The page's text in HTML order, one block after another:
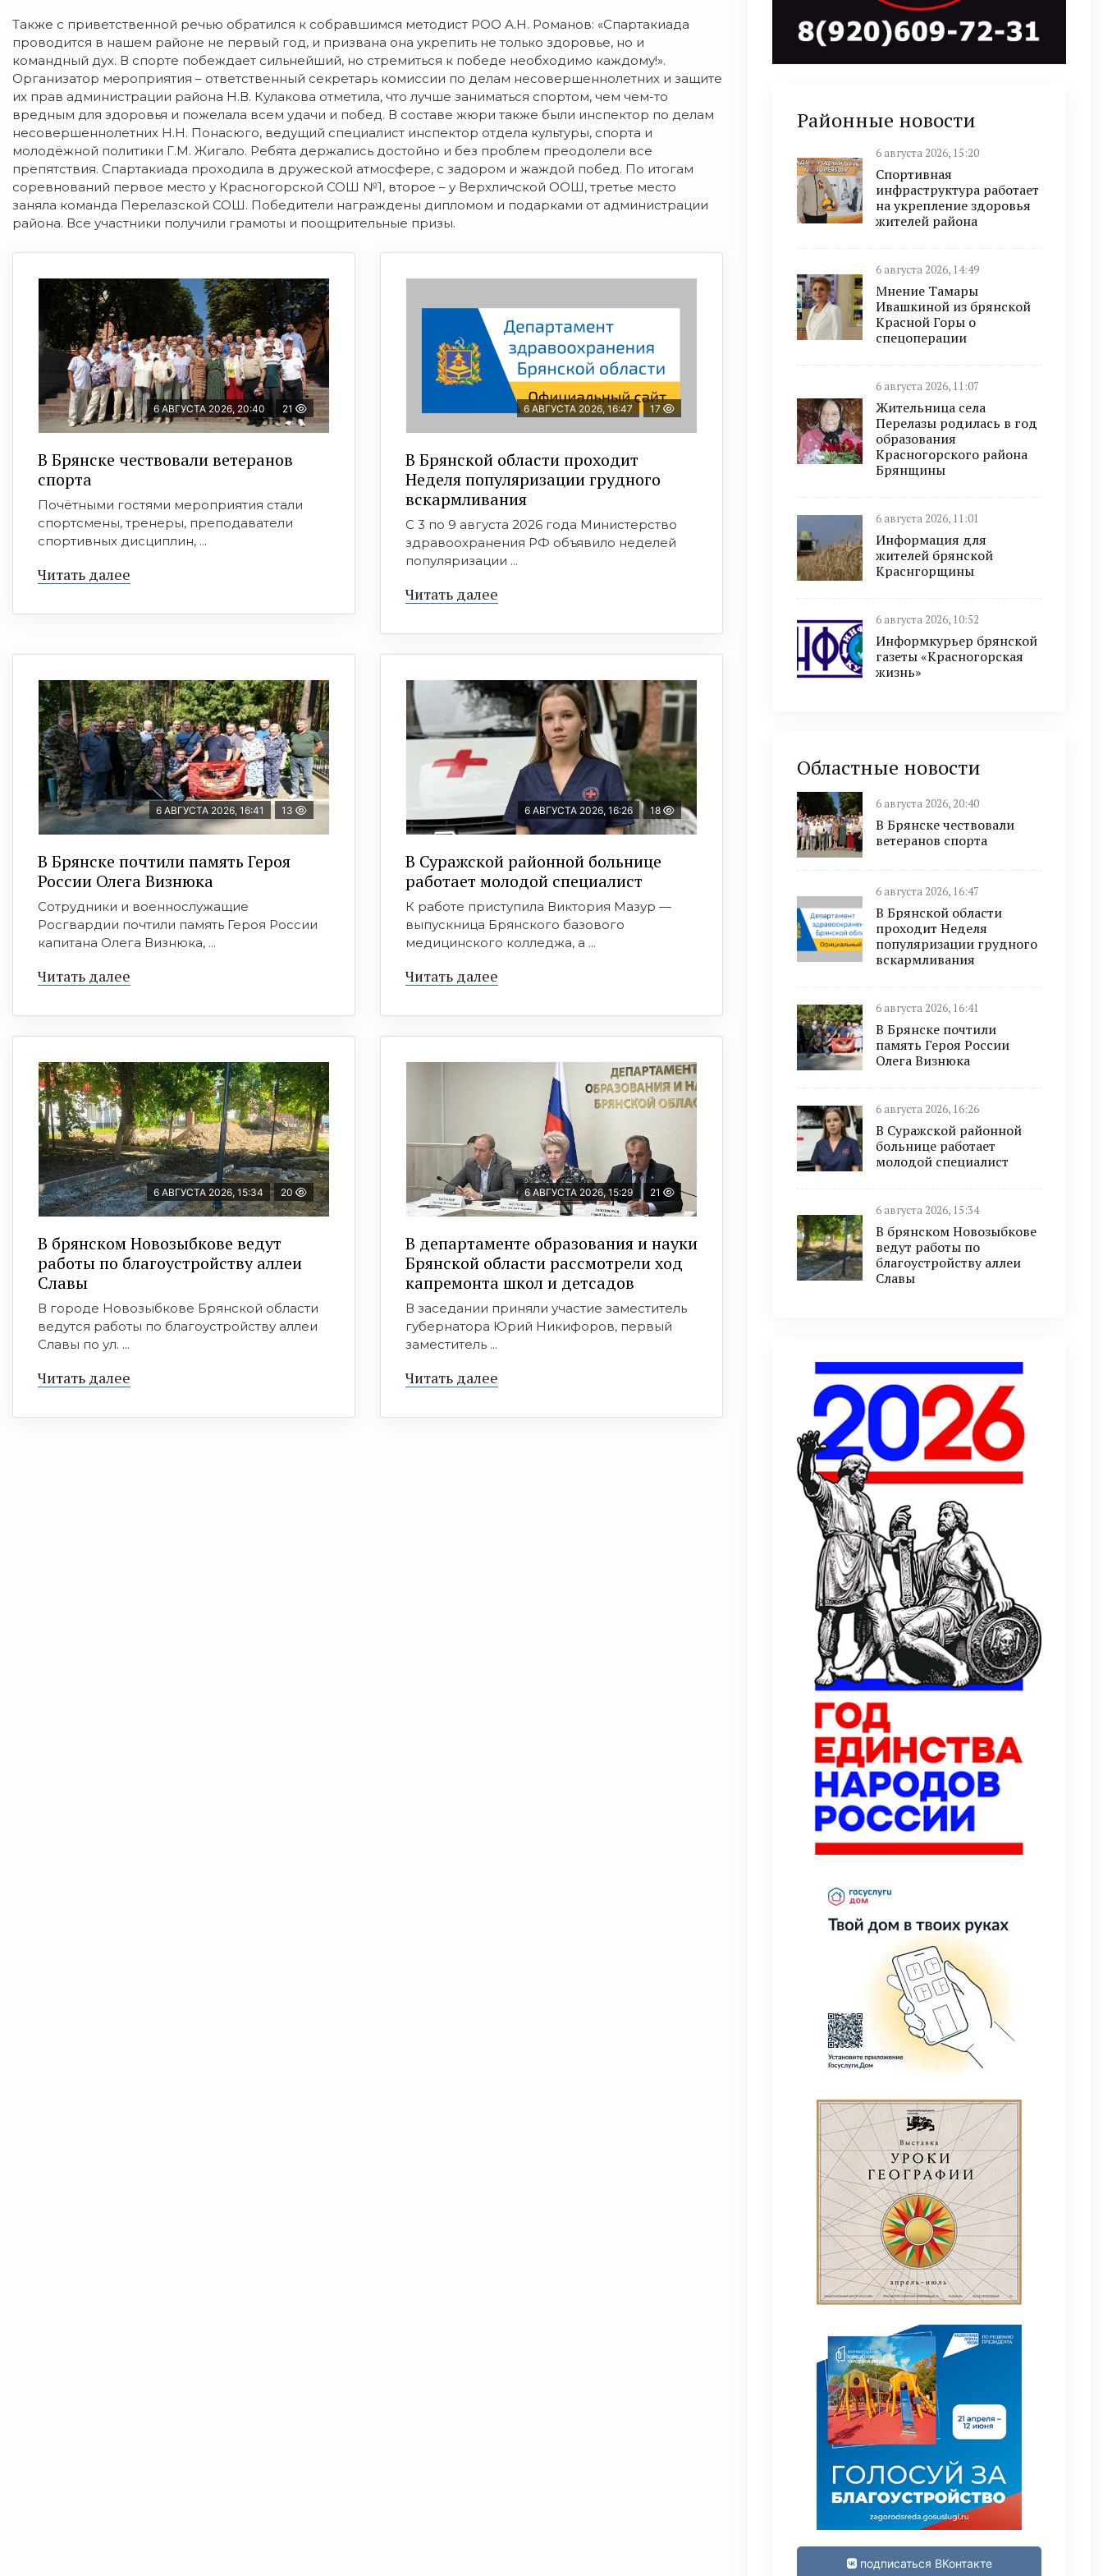
Также с приветственной речью обратился к собравшимся методист РОО А.Н. Романов: «Спартакиада
проводится в нашем районе не первый год, и призвана она укрепить не только здоровье, но и
командный дух. В спорте побеждает сильнейший, но стремиться к победе необходимо каждому!».
Организатор мероприятия – ответственный секретарь комиссии по делам несовершеннолетних и защите
их прав администрации района Н.В. Кулакова отметила, что лучше заниматься спортом, чем чем-то
вредным для здоровья и пожелала всем удачи и побед. В составе жюри также были инспектор по делам
несовершеннолетних Н.Н. Понасюго, ведущий специалист инспектор отдела культуры, спорта и
молодёжной политики Г.М. Жигало. Ребята держались достойно и без проблем преодолели все
препятствия. Спартакиада проходила в дружеской атмосфере, с задором и жаждой побед. По итогам
соревнований первое место у Красногорской СОШ №1, второе – у Верхличской ООШ, третье место
заняла команда Перелазской СОШ. Победители награждены дипломом и подарками от администрации
района. Все участники получили грамоты и поощрительные призы.
6 АВГУСТА 2026, 20:40 21
В Брянске чествовали ветеранов
спорта
Почётными гостями мероприятия стали
спортсмены, тренеры, преподаватели
спортивных дисциплин, ...
Читать далее
6 АВГУСТА 2026, 16:47 17
В Брянской области проходит
Неделя популяризации грудного
вскармливания
С 3 по 9 августа 2026 года Министерство
здравоохранения РФ объявило неделей
популяризации ...
Читать далее
6 АВГУСТА 2026, 16:41 13
В Брянске почтили память Героя
России Олега Визнюка
Сотрудники и военнослужащие
Росгвардии почтили память Героя России
капитана Олега Визнюка, ...
Читать далее
6 АВГУСТА 2026, 16:26 18
В Суражской районной больнице
работает молодой специалист
К работе приступила Виктория Мазур —
выпускница Брянского базового
медицинского колледжа, а ...
Читать далее
6 АВГУСТА 2026, 15:34 20
В брянском Новозыбкове ведут
работы по благоустройству аллеи
Славы
В городе Новозыбкове Брянской области
ведутся работы по благоустройству аллеи
Славы по ул. ...
Читать далее
6 АВГУСТА 2026, 15:29 21
В департаменте образования и науки
Брянской области рассмотрели ход
капремонта школ и детсадов
В заседании приняли участие заместитель
губернатора Юрий Никифоров, первый
заместитель ...
Читать далее
Районные новости
6 августа 2026, 15:20
Спортивная
инфраструктура работает
на укрепление здоровья
жителей района
6 августа 2026, 14:49
Мнение Тамары
Ивашкиной из брянской
Красной Горы о
спецоперации
6 августа 2026, 11:07
Жительница села
Перелазы родилась в год
образования
Красногорского района
Брянщины
6 августа 2026, 11:01
Информация для
жителей брянской
Краснгорщины
6 августа 2026, 10:52
Информкурьер брянской
газеты «Красногорская
жизнь»
Областные новости
6 августа 2026, 20:40
В Брянске чествовали
ветеранов спорта
6 августа 2026, 16:47
В Брянской области
проходит Неделя
популяризации грудного
вскармливания
6 августа 2026, 16:41
В Брянске почтили
память Героя России
Олега Визнюка
6 августа 2026, 16:26
В Суражской районной
больнице работает
молодой специалист
6 августа 2026, 15:34
В брянском Новозыбкове
ведут работы по
благоустройству аллеи
Славы
подписаться ВКонтакте